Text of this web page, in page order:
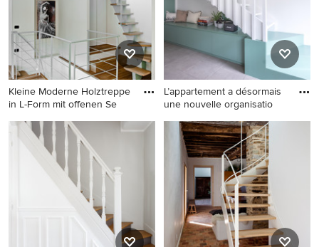
Kleine Moderne Holztreppe
in L-Form mit offenen Se
Kleine Moderne Holztreppe
in L-Form mit offenen
Setzstufen in Mailand
L’appartement a désormais
une nouvelle organisatio
Mittelgroße Moderne Treppe
in L-Form mit offenen
Setzstufen in Toulouse